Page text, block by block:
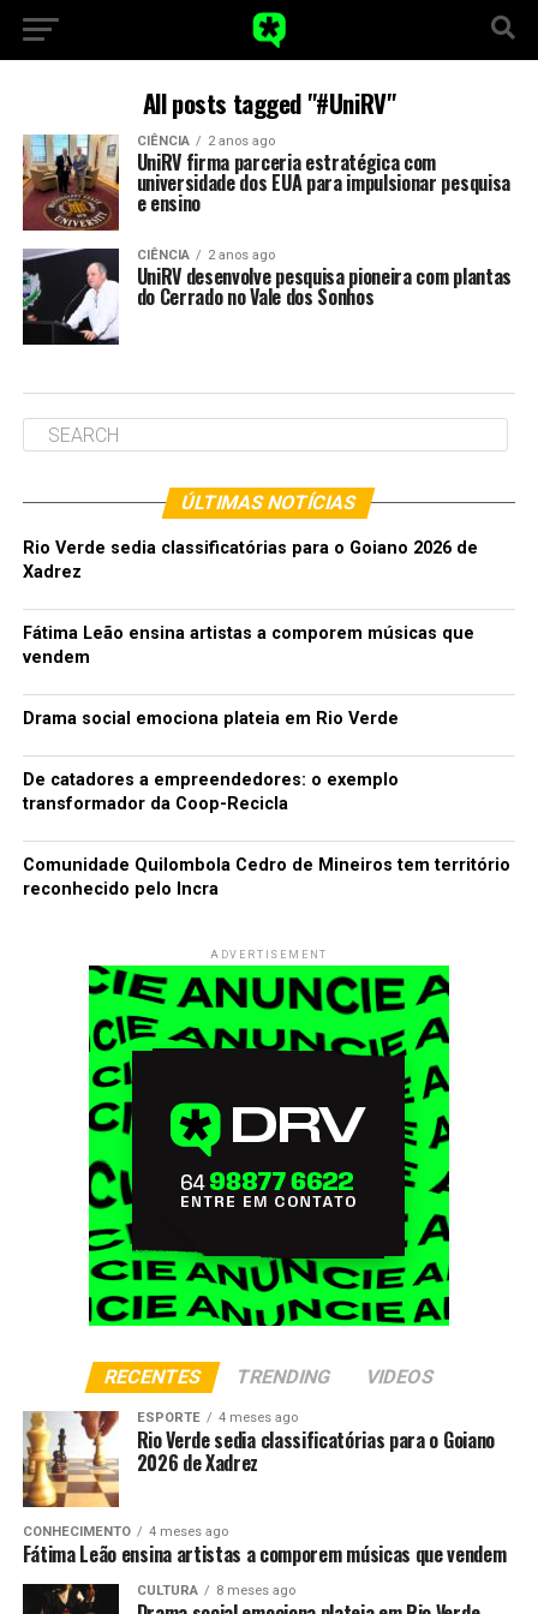
All posts tagged "#UniRV"
CIÊNCIA 2 anos ago
UniRV firma parceria estratégica com
universidade dos EUA para impulsionar pesquisa
e ensino
CIÊNCIA 2 anos ago
UniRV desenvolve pesquisa pioneira com plantas
do Cerrado no Vale dos Sonhos
ÚLTIMAS NOTÍCIAS
Rio Verde sedia classificatórias para o Goiano 2026 de
Xadrez
Fátima Leão ensina artistas a comporem músicas que
vendem
Drama social emociona plateia em Rio Verde
De catadores a empreendedores: o exemplo
transformador da Coop-Recicla
Comunidade Quilombola Cedro de Mineiros tem território
reconhecido pelo Incra
ADVERTISEMENT
RECENTES TRENDING VIDEOS
ESPORTE 4 meses ago
Rio Verde sedia classificatórias para o Goiano
2026 de Xadrez
CONHECIMENTO 4 meses ago
Fátima Leão ensina artistas a comporem músicas que vendem
CULTURA 8 meses ago